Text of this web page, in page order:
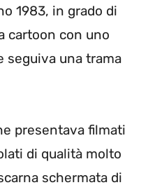
1983, in grado di
cartoon con uno
seguiva una trama
presentava filmati
di qualità molto
schermata di